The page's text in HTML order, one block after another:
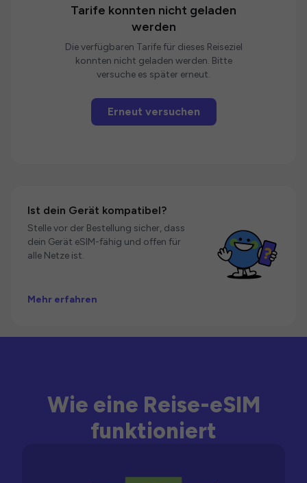
Tarife konnten nicht geladen
werden
Die verfügbaren Tarife für dieses Reiseziel
konnten nicht geladen werden. Bitte
versuche es später erneut.
Erneut versuchen
Ist dein Gerät kompatibel?
Stelle vor der Bestellung sicher, dass
dein Gerät eSIM-fähig und offen für
alle Netze ist.
Mehr erfahren
Wie eine Reise-eSIM
funktioniert